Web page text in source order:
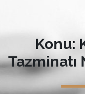
Konu:
Tazminatı